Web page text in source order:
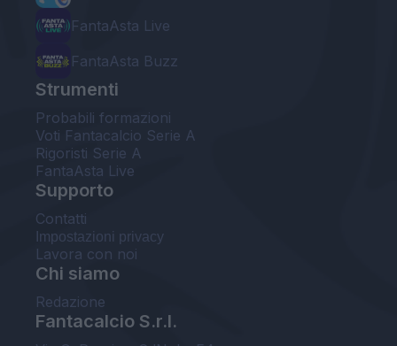
FantaAsta Live
FantaAsta Buzz
Strumenti
Probabili formazioni
Voti Fantacalcio Serie A
Rigoristi Serie A
FantaAsta Live
Supporto
Contatti
Impostazioni privacy
Lavora con noi
Chi siamo
Redazione
Fantacalcio S.r.l.